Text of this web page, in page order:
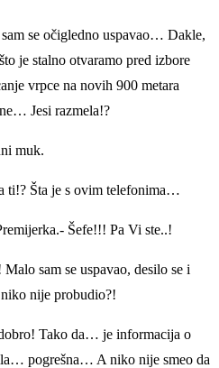
se očigledno uspavao… Dakle,
je stalno otvaramo pred izbore
vrpce na novih 900 metara
Jesi razmela!?
muk.
ti!? Šta je s ovim telefonima…
Šefe!!! Pa Vi ste..!
sam se uspavao, desilo se i
nije probudio?!
Tako da… je informacija o
pogrešna… A niko nije smeo da